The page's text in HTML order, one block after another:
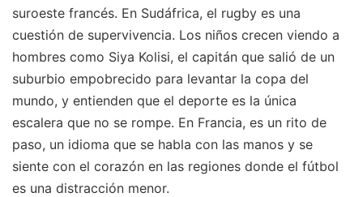
suroeste francés. En Sudáfrica, el rugby es una
cuestión de supervivencia. Los niños crecen viendo a
hombres como Siya Kolisi, el capitán que salió de un
suburbio empobrecido para levantar la copa del
mundo, y entienden que el deporte es la única
escalera que no se rompe. En Francia, es un rito de
paso, un idioma que se habla con las manos y se
siente con el corazón en las regiones donde el fútbol
es una distracción menor.